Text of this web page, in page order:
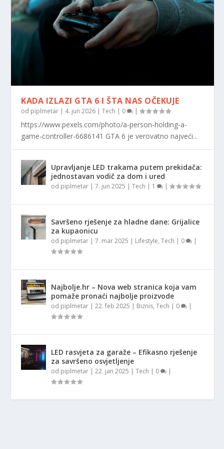
KADA IZLAZI GTA 6 I ŠTA NAS OČEKUJE
od piplmetar | 4. jun 2026 |Tech | 0 |
https://www.pexels.com/photo/a-person-holding-a-
game-controller-6686141 GTA 6 je verovatno najveći...
Upravljanje LED trakama putem prekidača:
jednostavan vodič za dom i ured
od piplmetar |7. jun 2025 |Tech | 1 |
Savršeno rješenje za hladne dane: Grijalice
za kupaonicu
od piplmetar |7. mar 2025 | Lifestyle,Tech | 0 |
Najbolje.hr – Nova web stranica koja vam
pomaže pronaći najbolje proizvode
od piplmetar |22. feb 2025 | Biznis,Tech | 0 |
LED rasvjeta za garaže – Efikasno rješenje
za savršeno osvjetljenje
od piplmetar |22. jan 2025 |Tech | 0 |